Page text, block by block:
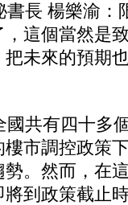
長 楊樂渝：
這個當然是
未來的預期
共有四十多
市調控政策
。然而，在
到政策截止